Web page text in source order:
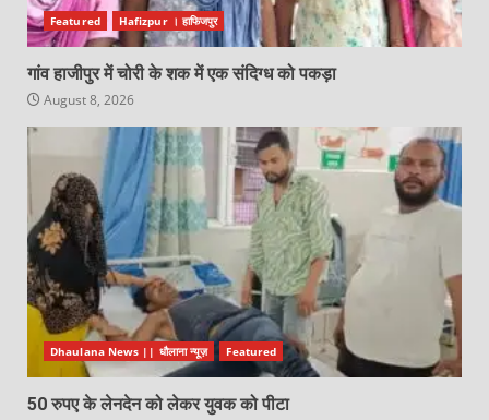
Featured Hafizpur । हाफिजपुर
गांव हाजीपुर में चोरी के शक में एक संदिग्ध को पकड़ा
August 8, 2026
Dhaulana News || धौलाना न्यूज़ Featured
50 रुपए के लेनदेन को लेकर युवक को पीटा